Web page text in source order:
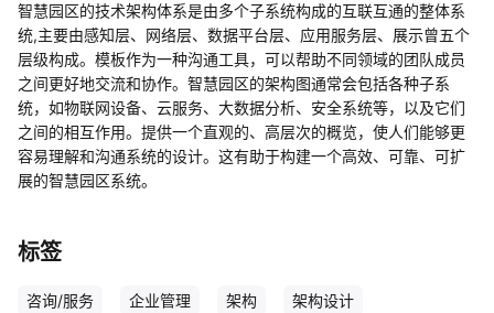
智慧园区的技术架构体系是由多个子系统构成的互联互通的整体系
统,主要由感知层、网络层、数据平台层、应用服务层、展示曾五个
层级构成。模板作为一种沟通工具，可以帮助不同领域的团队成员
之间更好地交流和协作。智慧园区的架构图通常会包括各种子系
统，如物联网设备、云服务、大数据分析、安全系统等，以及它们
之间的相互作用。提供一个直观的、高层次的概览，使人们能够更
容易理解和沟通系统的设计。这有助于构建一个高效、可靠、可扩
展的智慧园区系统。
标签
咨询/服务 企业管理 架构 架构设计